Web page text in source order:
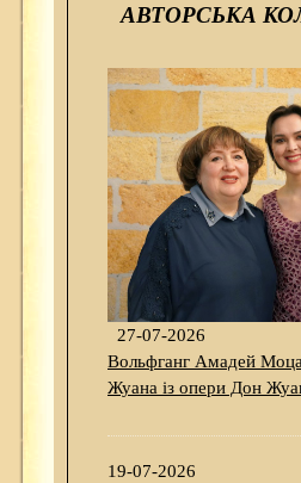
АВТОРСЬКА
27-07-2026
Вольфганг Амадей
Жуана із опери Дон
19-07-2026